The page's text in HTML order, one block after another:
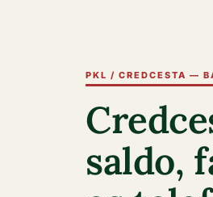
PKL / CREDCESTA —
saldo,